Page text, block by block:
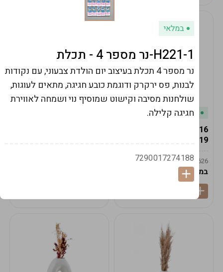
במלאי
19ס"מ -קרם
9009492379626
במארז6
במלאי
H221-1-נר מספר 4 - תכלת
נר מספר 4 תכלת בעיצוב יום הולדת צבעוני, עם נקודות
לבנות, פס ירקרק ודוגמת כובע חגיגה, מתאים לעוגות,
שולחנות מסיבה וקישוט שמוסיף נוי ושמחה לאווירת
חגיגה קלילה.
7290017274188